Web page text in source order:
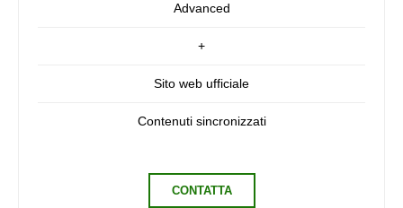
Advanced
+
Sito web ufficiale
Contenuti sincronizzati
CONTATTA